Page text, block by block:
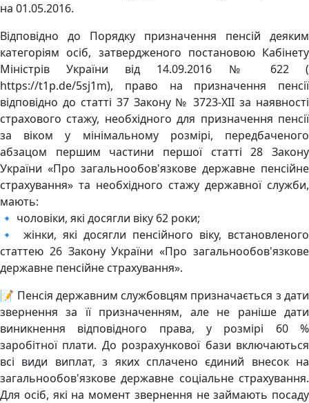
на 01.05.2016.
Відповідно до Порядку призначення пенсій деяким
категоріям осіб, затвердженого постановою Кабінету
Міністрів України від 14.09.2016 № 622 (
https://t1p.de/5sj1m), право на призначення пенсії
відповідно до статті 37 Закону № 3723-XII за наявності
страхового стажу, необхідного для призначення пенсії
за віком у мінімальному розмірі, передбаченого
абзацом першим частини першої статті 28 Закону
України «Про загальнообов'язкове державне пенсійне
страхування» та необхідного стажу державної служби,
мають:
🔹 чоловіки, які досягли віку 62 роки;
🔹 жінки, які досягли пенсійного віку, встановленого
статтею 26 Закону України «Про загальнообов'язкове
державне пенсійне страхування».
📝 Пенсія державним службовцям призначається з дати
звернення за її призначенням, але не раніше дати
виникнення відповідного права, у розмірі 60 %
заробітної плати. До розрахункової бази включаються
всі види виплат, з яких сплачено єдиний внесок на
загальнообов'язкове державне соціальне страхування.
Для осіб, які на момент звернення не займають посаду